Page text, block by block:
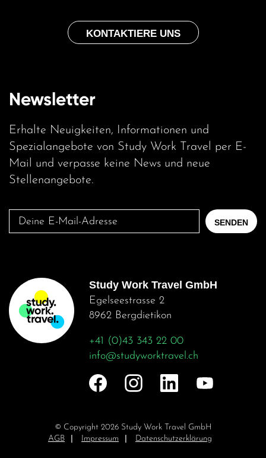
KONTAKTIERE UNS
Newsletter
Erhalte Neuigkeiten, Informationen und
Spezialangebote von Study Work Travel per E-
Mail und verpasse keine News und neue
Stellenangebote.
Deine
E-
SENDEN
Study Work Travel GmbH
Egelseestrasse 2
8962 Bergdietikon
+41 (0)43 343 22 00
info@studyworktravel.ch
© Copyright 2026 Study Work Travel GmbH
Navigation
AGB Impressum Datenschutzerklärung